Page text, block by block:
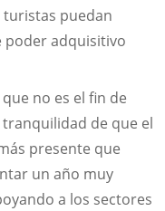
puedan
poder adquisitivo
no es el fin de
de que el
presente que
un año muy
a los sectores